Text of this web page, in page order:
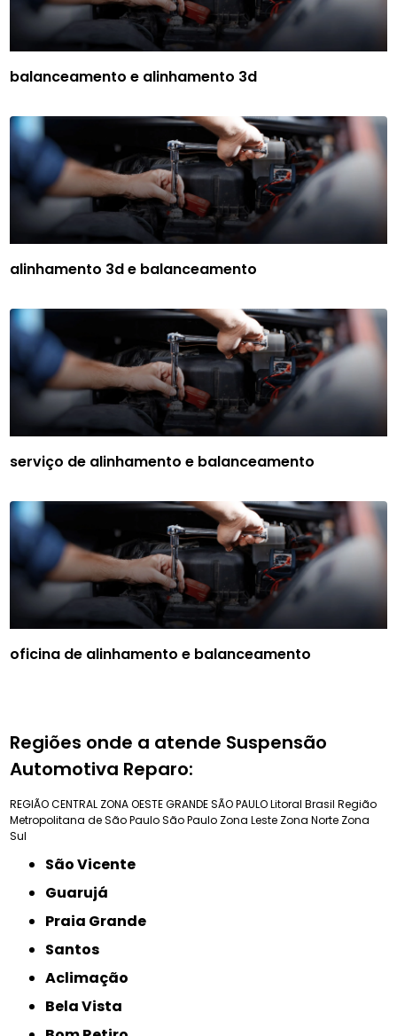
balanceamento e alinhamento 3d
alinhamento 3d e balanceamento
serviço de alinhamento e balanceamento
oficina de alinhamento e balanceamento
Regiões onde a atende Suspensão
Automotiva Reparo:
REGIÃO CENTRAL ZONA OESTEGRANDE SÃO PAULOLitoral Brasil Região
Metropolitana de São PauloSão Paulo Zona Leste Zona Norte Zona
Sul
São Vicente
Guarujá
Praia Grande
Santos
Aclimação
Bela Vista